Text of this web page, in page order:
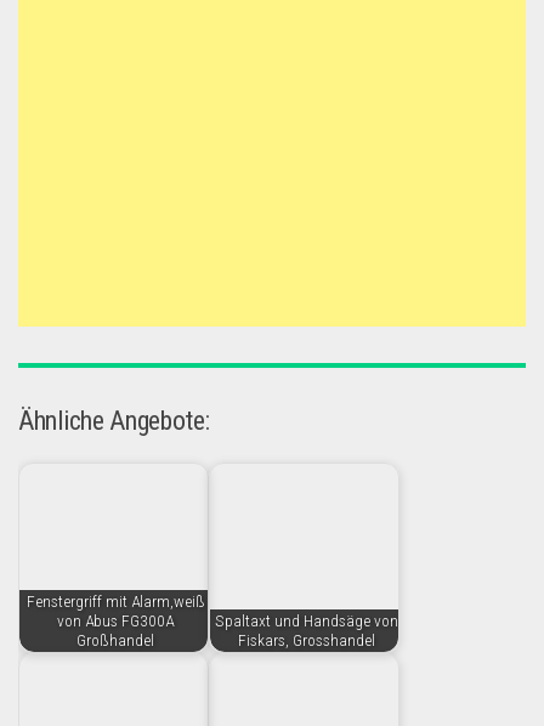
Ähnliche Angebote:
Fenstergriff mit Alarm,weiß
von Abus FG300A
Großhandel
Spaltaxt und Handsäge von
Fiskars, Grosshandel